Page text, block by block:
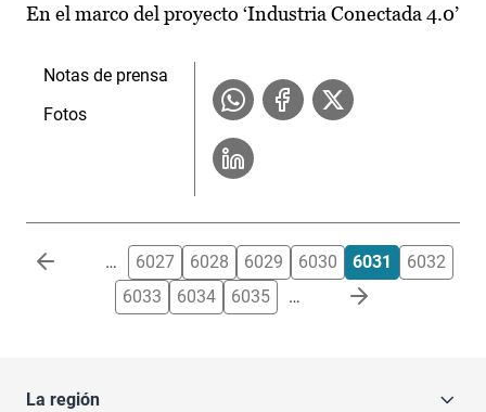
En el marco del proyecto ‘Industria Conectada 4.0’
Notas de prensa
Fotos
Paginación … 6027 6028 6029 6030 6031
6032
6033
6034 6035 …
La región